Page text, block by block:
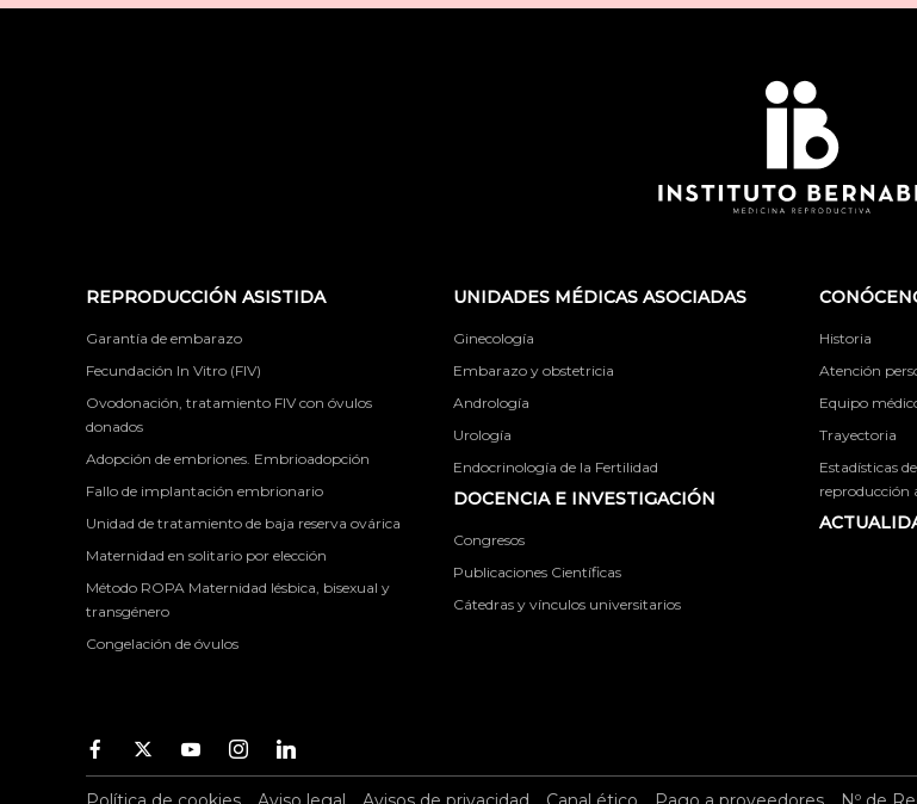
REPRODUCCIÓN ASISTIDA
Garantía de embarazo
Fecundación In Vitro (FIV)
Ovodonación, tratamiento FIV con óvulos
donados
Adopción de embriones. Embrioadopción
Fallo de implantación embrionario
Unidad de tratamiento de baja reserva ovárica
Maternidad en solitario por elección
Método ROPA Maternidad lésbica, bisexual y
transgénero
Congelación de óvulos
UNIDADES MÉDICAS ASOCIADAS
Ginecología
Embarazo y obstetricia
Andrología
Urología
Endocrinología de la Fertilidad
DOCENCIA E INVESTIGACIÓN
Congresos
Publicaciones Científicas
Cátedras y vínculos universitarios
Historia
Atención
Equipo
Trayectoria
Estadísticas
reproducción
Facebook
TwitterYoutubeInstagramYoutube